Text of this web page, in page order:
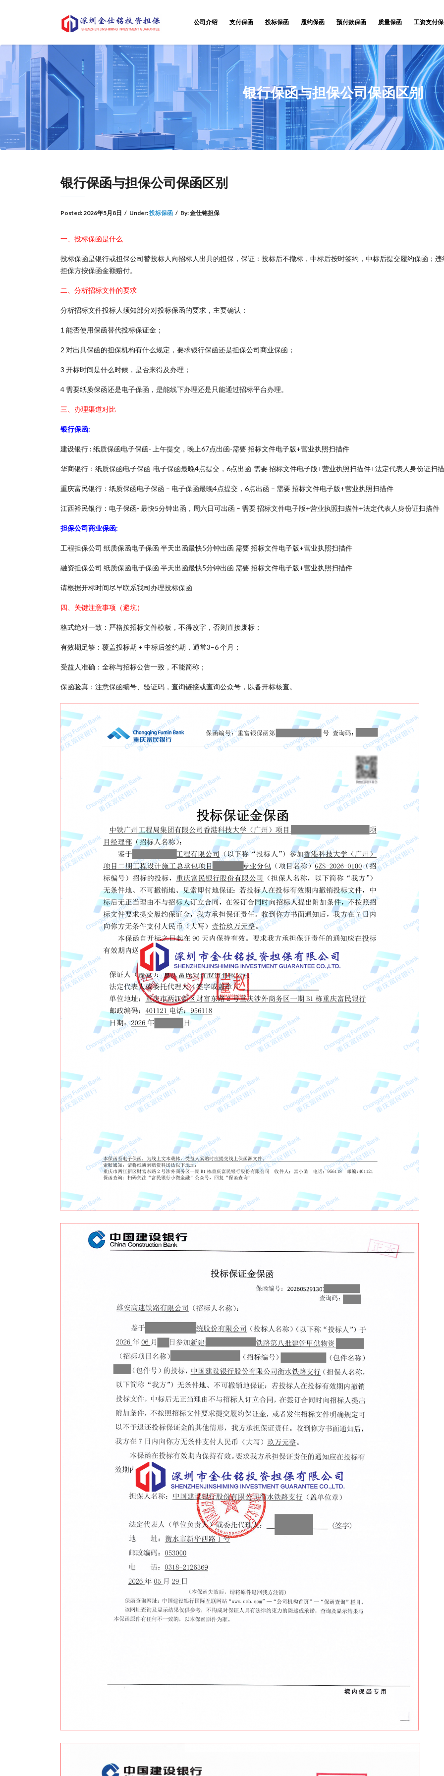
公司介绍 支付保函 投标保函 履约保函 预付款保函 质量保函 工资支付
银行保函与担保公司保函区别
银行保函与担保公司保函区别
Posted:2026年5月8日 / Under:投标保函 / By:金仕铭担保
一、投标保函是什么
投标保函是银行或担保公司替投标人向招标人出具的担保，保证：投标后不撤标，中标后按时签约，中标后提交履约保函；违
担保方按保函金额赔付。
二、分析招标文件的要求
分析招标文件投标人须知部分对投标保函的要求，主要确认：
1 能否使用保函替代投标保证金；
2 对出具保函的担保机构有什么规定，要求银行保函还是担保公司商业保函；
3 开标时间是什么时候，是否来得及办理；
4 需要纸质保函还是电子保函，是能线下办理还是只能通过招标平台办理。
三、办理渠道对比
银行保函:
建设银行 : 纸质保函电子保函- 上午提交，晚上67点出函-需要 招标文件电子版+营业执照扫描件
华商银行：纸质保函电子保函-电子保函最晚4点提交，6点出函-需要 招标文件电子版+营业执照扫描件+法定代表人身份证扫
重庆富民银行：纸质保函电子保函 – 电子保函最晚4点提交，6点出函 – 需要 招标文件电子版+营业执照扫描件
江西裕民银行：电子保函- 最快5分钟出函，周六日可出函 – 需要 招标文件电子版+营业执照扫描件+法定代表人身份证扫描件
担保公司商业保函:
工程担保公司 纸质保函电子保函 半天出函最快5分钟出函 需要 招标文件电子版+营业执照扫描件
融资担保公司 纸质保函电子保函 半天出函最快5分钟出函 需要 招标文件电子版+营业执照扫描件
请根据开标时间尽早联系我司办理投标保函
四、关键注意事项（避坑）
格式绝对一致：严格按招标文件模板，不得改字，否则直接废标；
有效期足够：覆盖投标期 + 中标后签约期，通常3–6 个月；
受益人准确：全称与招标公告一致，不能简称；
保函验真：注意保函编号、验证码，查询链接或查询公众号，以备开标核查。